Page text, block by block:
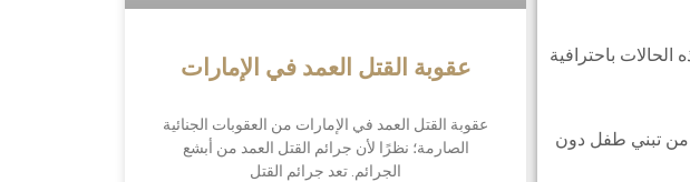
باحترافية
من تبني طفل دون
عقوبة القتل العمد في الإمارات
عقوبة القتل العمد في الإمارات من العقوبات الجنائية
الصارمة؛ نظرًا لأن جرائم القتل العمد من أبشع
الجرائم. تعد جرائم القتل